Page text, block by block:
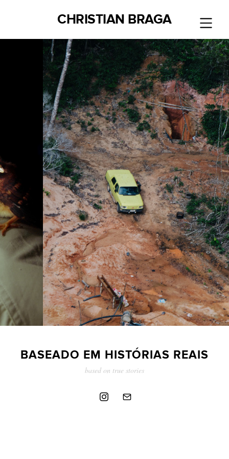
CHRISTIAN BRAGA
BASEADO EM HISTÓRIAS REAIS
based on true stories